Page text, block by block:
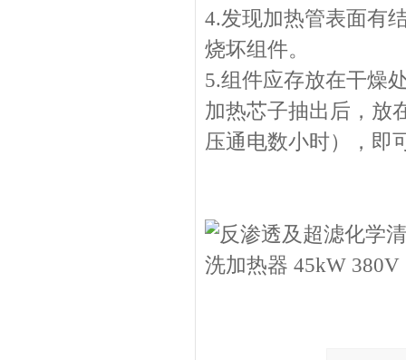
4.发现加热管表面有
烧坏组件。
5.组件应存放在干燥
加热芯子抽出后，放
压通电数小时），即